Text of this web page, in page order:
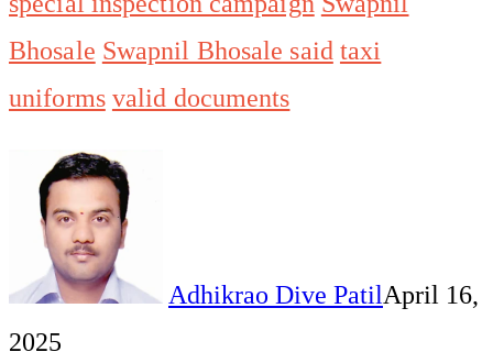
Bhosale Swapnil Bhosale said taxi
uniforms valid documents
Adhikrao Dive PatilApril 16,
2025